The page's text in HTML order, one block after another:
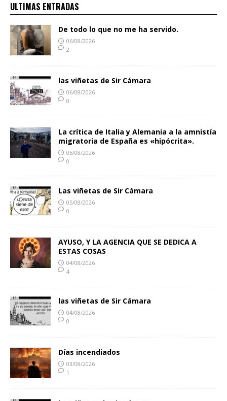
ULTIMAS ENTRADAS
De todo lo que no me ha servido.
06/08/2026
2
las viñetas de Sir Cámara
06/08/2026
0
La crítica de Italia y Alemania a la amnistía
migratoria de España es «hipócrita».
05/08/2026
0
Las viñetas de Sir Cámara
05/08/2026
0
AYUSO, Y LA AGENCIA QUE SE DEDICA A
ESTAS COSAS
04/08/2026
4
las viñetas de Sir Cámara
04/08/2026
0
Días incendiados
03/08/2026
1